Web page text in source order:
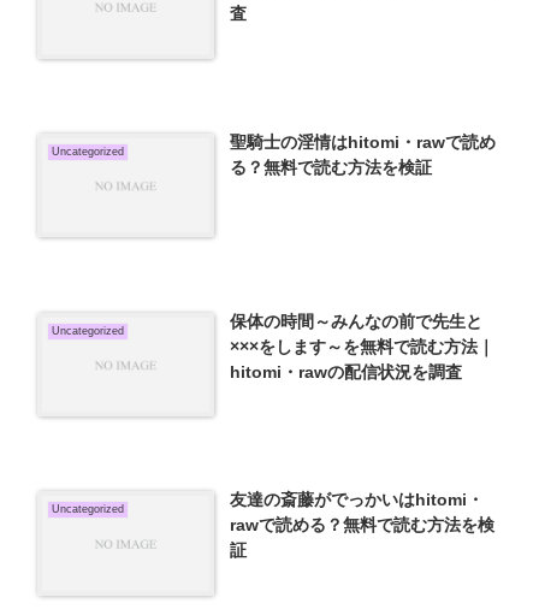
査
Uncategorized
聖騎士の淫情はhitomi・rawで読め
る？無料で読む方法を検証
Uncategorized
保体の時間～みんなの前で先生と
×××をします～を無料で読む方法｜
hitomi・rawの配信状況を調査
Uncategorized
友達の斎藤がでっかいはhitomi・
rawで読める？無料で読む方法を検
証